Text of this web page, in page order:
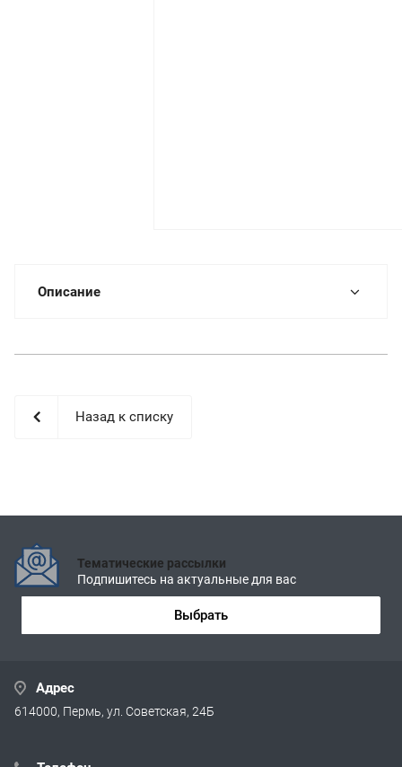
Описание
Назад к списку
Тематические рассылки
Подпишитесь на актуальные для вас
Выбрать
Адрес
614000, Пермь, ул. Советская, 24Б